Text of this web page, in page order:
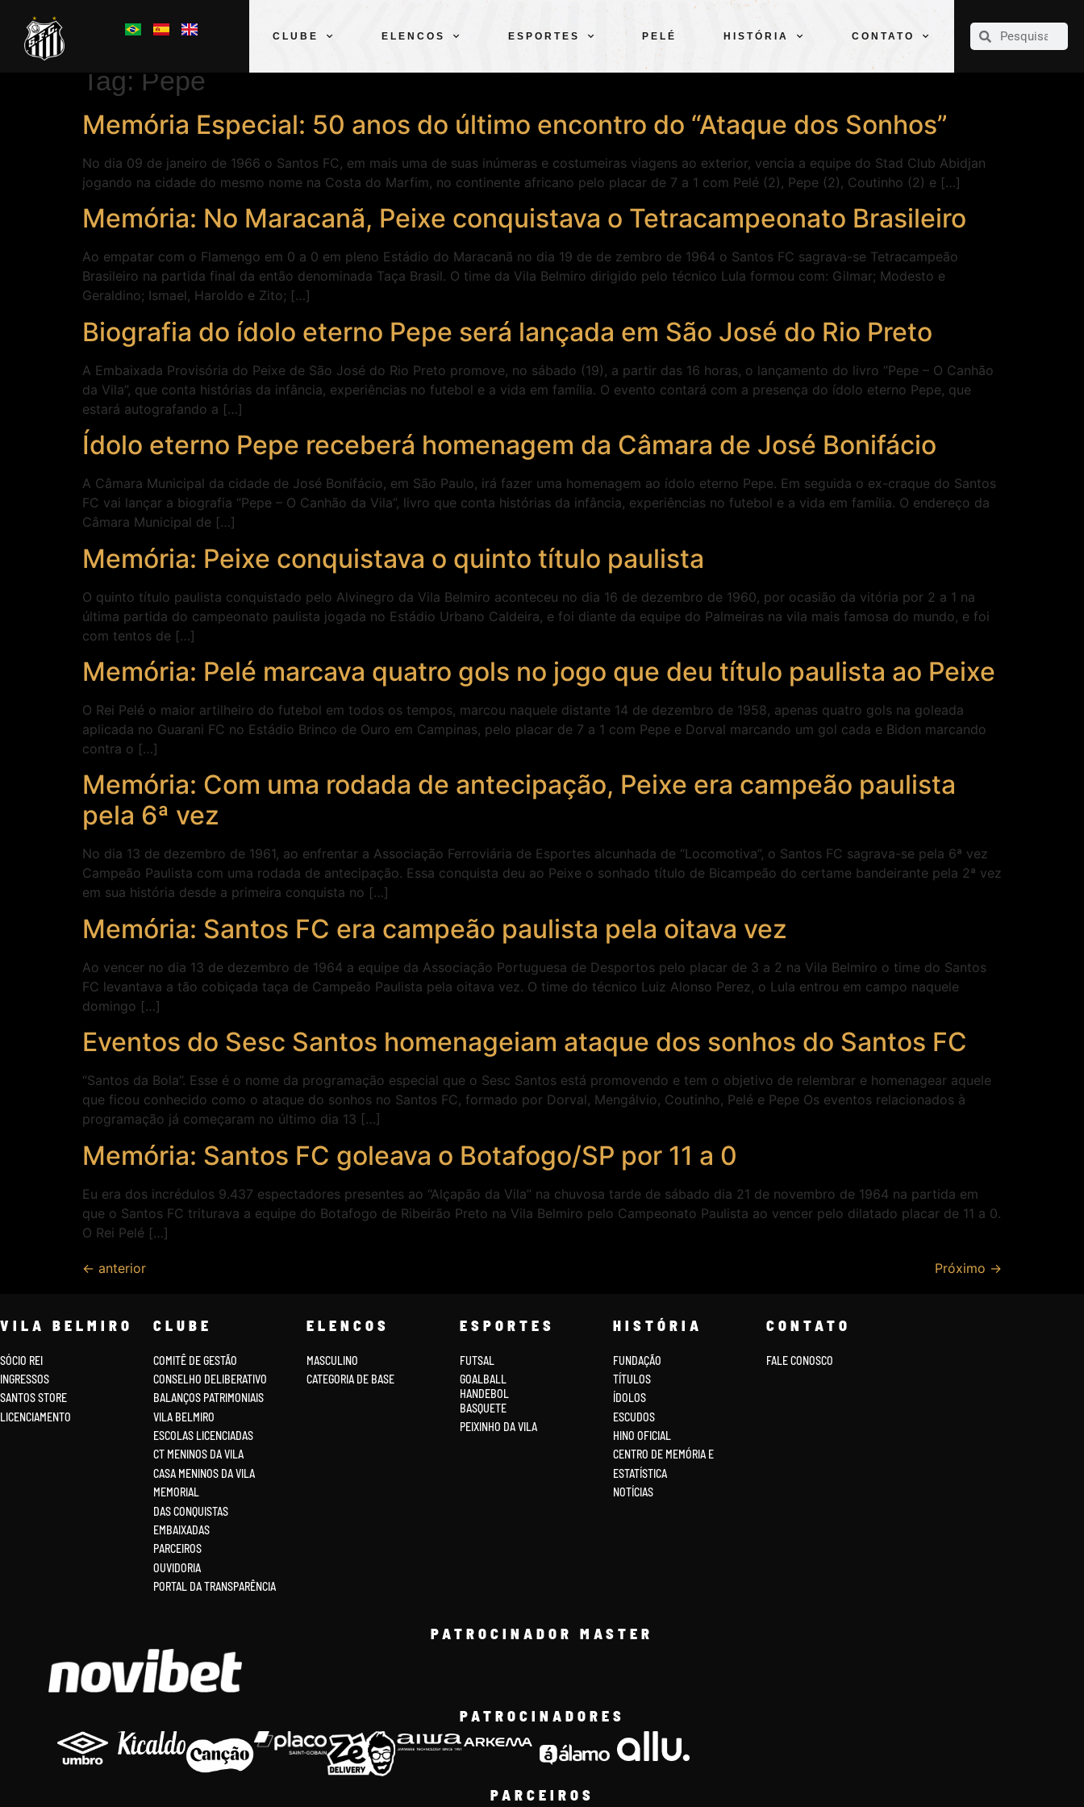
CLUBE ELENCOS ESPORTES PELÉ HISTÓRIA CONTATO
CLUBE
Tag: Pepe
Memória Especial: 50 anos do último encontro do “Ataque dos Sonhos”
No dia 09 de janeiro de 1966 o Santos FC, em mais uma de suas inúmeras e costumeiras viagens ao exterior, vencia a equipe do Stad Club Abidjan
jogando na cidade do mesmo nome na Costa do Marfim, no continente africano pelo placar de 7 a 1 com Pelé (2), Pepe (2), Coutinho (2) e […]
Memória: No Maracanã, Peixe conquistava o Tetracampeonato Brasileiro
Ao empatar com o Flamengo em 0 a 0 em pleno Estádio do Maracanã no dia 19 de de zembro de 1964 o Santos FC sagrava-se Tetracampeão
Brasileiro na partida final da então denominada Taça Brasil. O time da Vila Belmiro dirigido pelo técnico Lula formou com: Gilmar; Modesto e
Geraldino; Ismael, Haroldo e Zito; […]
Biografia do ídolo eterno Pepe será lançada em São José do Rio Preto
A Embaixada Provisória do Peixe de São José do Rio Preto promove, no sábado (19), a partir das 16 horas, o lançamento do livro “Pepe – O Canhão
da Vila”, que conta histórias da infância, experiências no futebol e a vida em família. O evento contará com a presença do ídolo eterno Pepe, que
estará autografando a […]
Ídolo eterno Pepe receberá homenagem da Câmara de José Bonifácio
A Câmara Municipal da cidade de José Bonifácio, em São Paulo, irá fazer uma homenagem ao ídolo eterno Pepe. Em seguida o ex-craque do Santos
FC vai lançar a biografia “Pepe – O Canhão da Vila”, livro que conta histórias da infância, experiências no futebol e a vida em família. O endereço da
Câmara Municipal de […]
Memória: Peixe conquistava o quinto título paulista
O quinto título paulista conquistado pelo Alvinegro da Vila Belmiro aconteceu no dia 16 de dezembro de 1960, por ocasião da vitória por 2 a 1 na
última partida do campeonato paulista jogada no Estádio Urbano Caldeira, e foi diante da equipe do Palmeiras na vila mais famosa do mundo, e foi
com tentos de […]
Memória: Pelé marcava quatro gols no jogo que deu título paulista ao Peixe
O Rei Pelé o maior artilheiro do futebol em todos os tempos, marcou naquele distante 14 de dezembro de 1958, apenas quatro gols na goleada
aplicada no Guarani FC no Estádio Brinco de Ouro em Campinas, pelo placar de 7 a 1 com Pepe e Dorval marcando um gol cada e Bidon marcando
contra o […]
Memória: Com uma rodada de antecipação, Peixe era campeão paulista
pela 6ª vez
No dia 13 de dezembro de 1961, ao enfrentar a Associação Ferroviária de Esportes alcunhada de “Locomotiva”, o Santos FC sagrava-se pela 6ª vez
Campeão Paulista com uma rodada de antecipação. Essa conquista deu ao Peixe o sonhado título de Bicampeão do certame bandeirante pela 2ª vez
em sua história desde a primeira conquista no […]
Memória: Santos FC era campeão paulista pela oitava vez
Ao vencer no dia 13 de dezembro de 1964 a equipe da Associação Portuguesa de Desportos pelo placar de 3 a 2 na Vila Belmiro o time do Santos
FC levantava a tão cobiçada taça de Campeão Paulista pela oitava vez. O time do técnico Luiz Alonso Perez, o Lula entrou em campo naquele
domingo […]
Eventos do Sesc Santos homenageiam ataque dos sonhos do Santos FC
“Santos da Bola”. Esse é o nome da programação especial que o Sesc Santos está promovendo e tem o objetivo de relembrar e homenagear aquele
que ficou conhecido como o ataque do sonhos no Santos FC, formado por Dorval, Mengálvio, Coutinho, Pelé e Pepe Os eventos relacionados à
programação já começaram no último dia 13 […]
Memória: Santos FC goleava o Botafogo/SP por 11 a 0
Eu era dos incrédulos 9.437 espectadores presentes ao “Alçapão da Vila” na chuvosa tarde de sábado dia 21 de novembro de 1964 na partida em
que o Santos FC triturava a equipe do Botafogo de Ribeirão Preto na Vila Belmiro pelo Campeonato Paulista ao vencer pelo dilatado placar de 11 a 0.
O Rei Pelé […]
← anterior Próximo →
VILA BELMIRO
SÓCIO REI
INGRESSOS
SANTOS STORE
LICENCIAMENTO
CLUBE
COMITÊ DE GESTÃO
CONSELHO DELIBERATIVO
BALANÇOS PATRIMONIAIS
VILA BELMIRO
ESCOLAS LICENCIADAS
CT MENINOS DA VILA
CASA MENINOS DA VILA
MEMORIAL
DAS CONQUISTAS
EMBAIXADAS
PARCEIROS
OUVIDORIA
PORTAL DA TRANSPARÊNCIA
ELENCOS
MASCULINO
CATEGORIA DE BASE
ESPORTES
FUTSAL
GOALBALL
HANDEBOL
BASQUETE
PEIXINHO DA VILA
HISTÓRIA
FUNDAÇÃO
TÍTULOS
ÍDOLOS
ESCUDOS
HINO OFICIAL
CENTRO DE MEMÓRIA E
ESTATÍSTICA
NOTÍCIAS
CONTATO
FALE CONOSCO
PATROCINADOR MASTER
PATROCINADORES
PARCEIROS